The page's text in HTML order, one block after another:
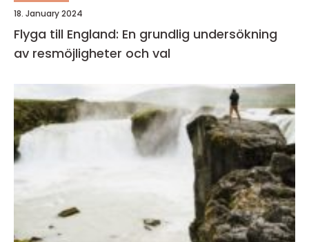
18. January 2024
Flyga till England: En grundlig undersökning
av resmöjligheter och val